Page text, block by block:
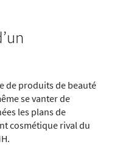
de produits de beauté
se vanter de
les plans de
cosmétique rival du